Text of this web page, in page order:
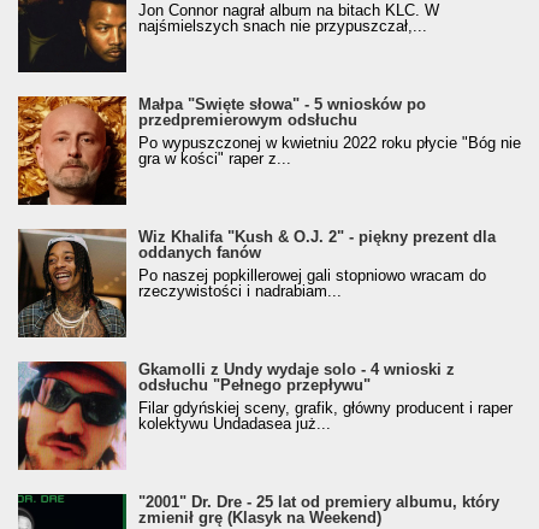
Jon Connor nagrał album na bitach KLC. W
najśmielszych snach nie przypuszczał,...
Małpa "Święte słowa" - 5 wniosków po
przedpremierowym odsłuchu
Po wypuszczonej w kwietniu 2022 roku płycie "Bóg nie
gra w kości" raper z...
Wiz Khalifa "Kush & O.J. 2" - piękny prezent dla
oddanych fanów
Po naszej popkillerowej gali stopniowo wracam do
rzeczywistości i nadrabiam...
Gkamolli z Undy wydaje solo - 4 wnioski z
odsłuchu "Pełnego przepływu"
Filar gdyńskiej sceny, grafik, główny producent i raper
kolektywu Undadasea już...
"2001" Dr. Dre - 25 lat od premiery albumu, który
zmienił grę (Klasyk na Weekend)